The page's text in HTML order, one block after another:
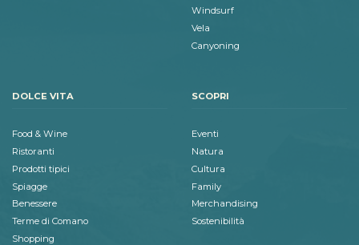
Windsurf
Vela
Canyoning
DOLCE VITA
Food & Wine
Ristoranti
Prodotti tipici
Spiagge
Benessere
Terme di Comano
Shopping
SCOPRI
Eventi
Natura
Cultura
Family
Merchandising
Sostenibilità